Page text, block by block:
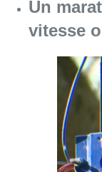
06 août 2026
Éclipse